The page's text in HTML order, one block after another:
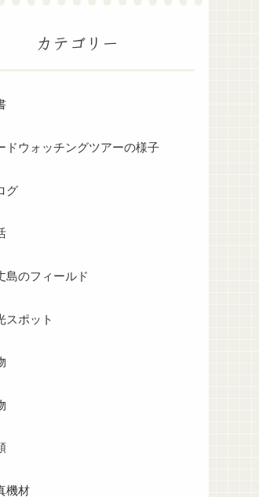
カテゴリー
ドウォッチングツアーの様子
グ
島のフィールド
スポット
機材